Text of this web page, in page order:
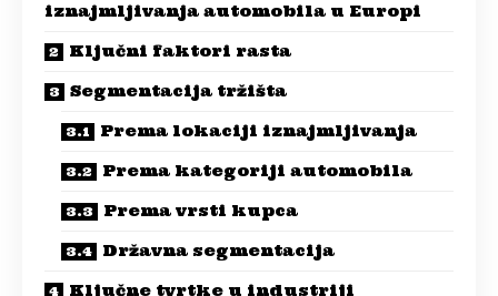
iznajmljivanja automobila u Europi
Ključni faktori rasta
Segmentacija tržišta
Prema lokaciji iznajmljivanja
Prema kategoriji automobila
Prema vrsti kupca
Državna segmentacija
Ključne tvrtke u industriji